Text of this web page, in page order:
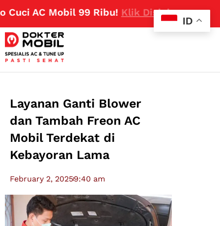
AC Mobil 99 Ribu!Klik Disini
Layanan Ganti Blower
dan Tambah Freon AC
Mobil Terdekat di
Kebayoran Lama
February 2, 20259:40 am
ID